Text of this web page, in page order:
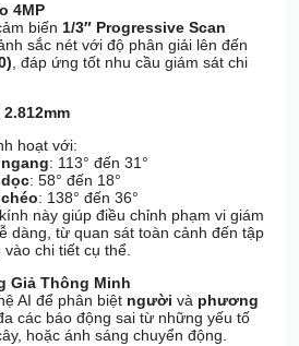
4MP
biến1/3″ Progressive Scan
sắc nét với độ phân giải lên đến
, đáp ứng tốt nhu cầu giám sát chi
hoạt với:
ngang: 113° đến 31°
dọc: 58° đến 18°
: 138° đến 36°
này giúp điều chỉnh phạm vi giám
dàng, từ quan sát toàn cảnh đến tập
vào chi tiết cụ thể.
Giả Thông Minh
AI để phân biệt người và phương
các báo động sai từ những yếu tố
hoặc ánh sáng chuyển động.